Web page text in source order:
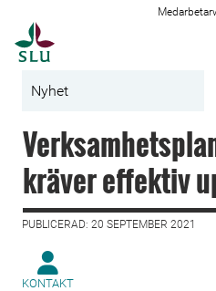
Nyhet
kräver effektiv
PUBLICERAD: 20 SEPTEMBER 2021
KONTAKT